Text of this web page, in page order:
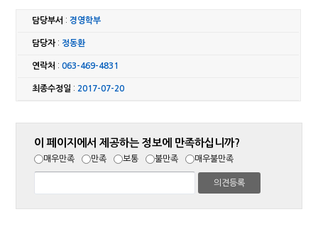
담당부서 :경영학부
담당자: 정동환
연락처 :063-469-4831
최종수정일 : 2017-07-20
이 페이지에서 제공하는 정보에 만족하십니까?
매우만족 만족 보통 불만족 매우불만족